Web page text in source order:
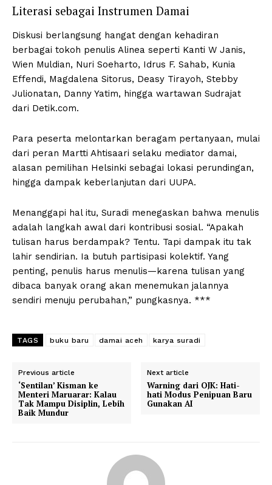
Literasi sebagai Instrumen Damai
Diskusi berlangsung hangat dengan kehadiran
berbagai tokoh penulis Alinea seperti Kanti W Janis,
Wien Muldian, Nuri Soeharto, Idrus F. Sahab, Kunia
Effendi, Magdalena Sitorus, Deasy Tirayoh, Stebby
Julionatan, Danny Yatim, hingga wartawan Sudrajat
dari Detik.com.
Para peserta melontarkan beragam pertanyaan, mulai
dari peran Martti Ahtisaari selaku mediator damai,
alasan pemilihan Helsinki sebagai lokasi perundingan,
hingga dampak keberlanjutan dari UUPA.
Menanggapi hal itu, Suradi menegaskan bahwa menulis
adalah langkah awal dari kontribusi sosial. “Apakah
tulisan harus berdampak? Tentu. Tapi dampak itu tak
lahir sendirian. Ia butuh partisipasi kolektif. Yang
penting, penulis harus menulis—karena tulisan yang
dibaca banyak orang akan menemukan jalannya
sendiri menuju perubahan,” pungkasnya. ***
TAGS buku baru damai aceh karya suradi
Previous article
‘Sentilan’ Kisman ke
Menteri Maruarar: Kalau
Tak Mampu Disiplin, Lebih
Baik Mundur
Next article
Warning dari OJK: Hati-
hati Modus Penipuan Baru
Gunakan AI